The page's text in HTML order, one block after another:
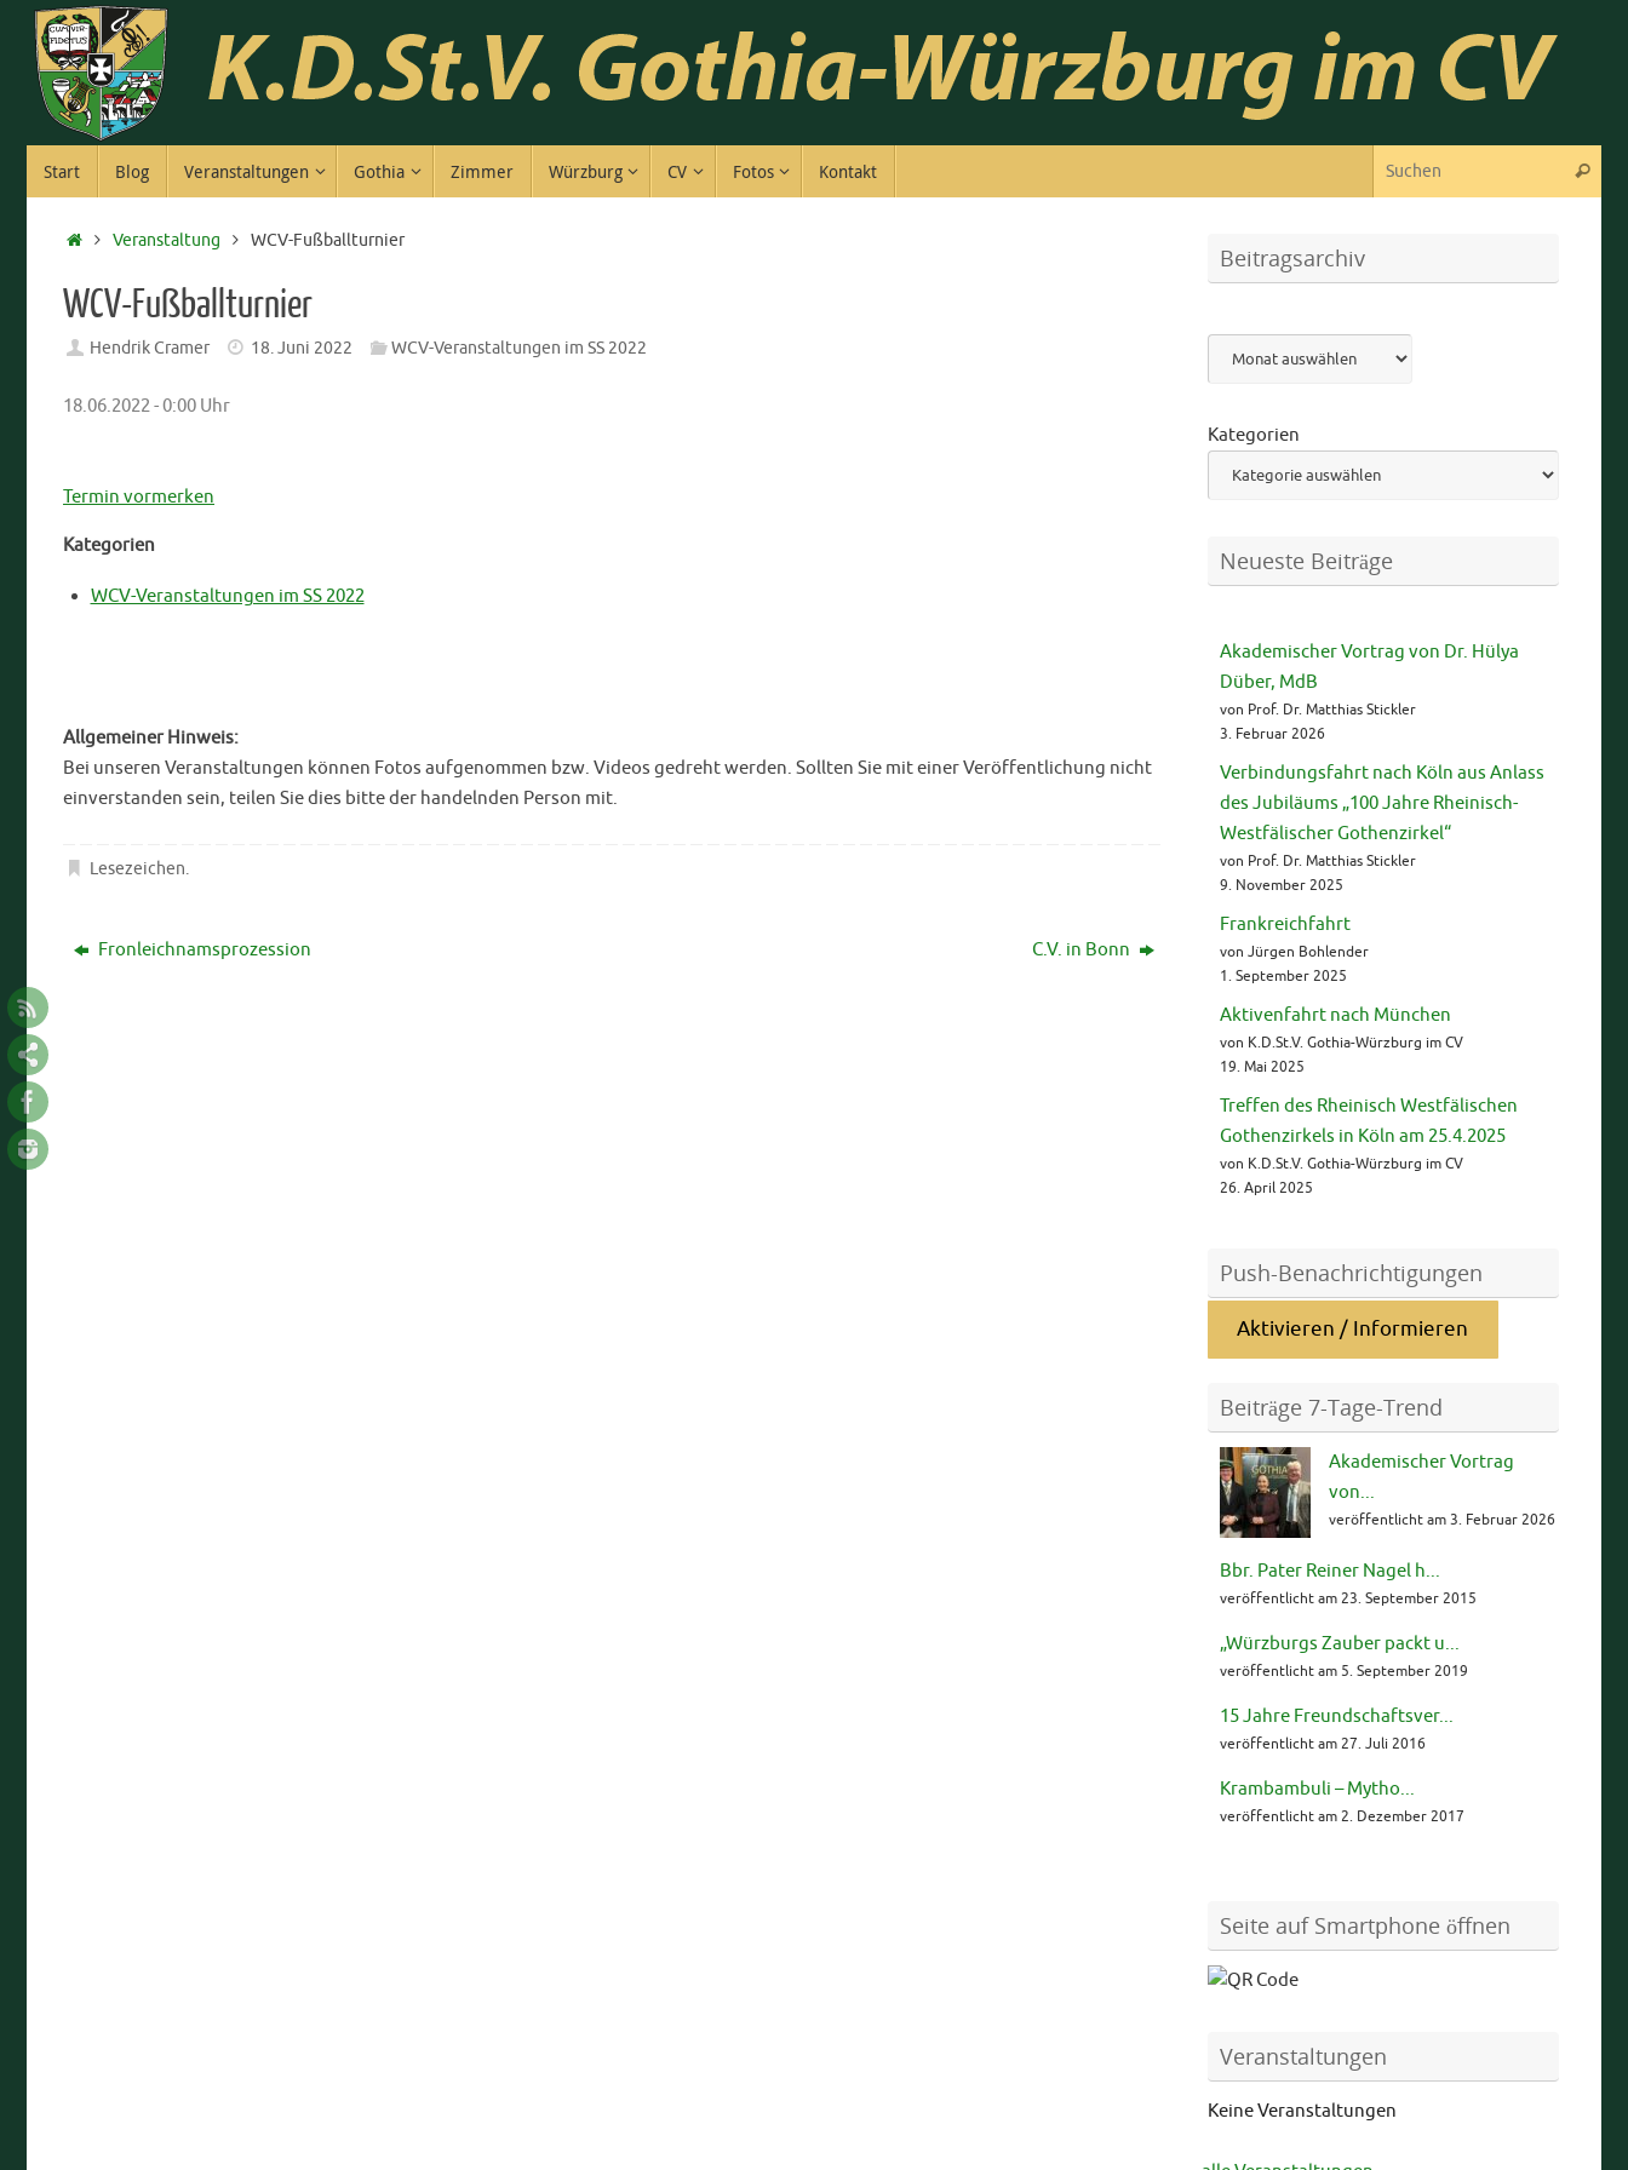
Zum
Inhalt
springen
Inhalt
Start Blog Veranstaltungen Gothia Zimmer Würzburg CV Fotos Kontakt Suchen
StartVeranstaltung WCV-Fußballturnier
WCV-Fußballturnier
Hendrik Cramer 18. Juni 2022 WCV-Veranstaltungen im SS 2022
18.06.2022 - 0:00 Uhr
Termin vormerken
Kategorien
WCV-Veranstaltungen im SS 2022
Allgemeiner Hinweis:
Bei unseren Veranstaltungen können Fotos aufgenommen bzw. Videos gedreht werden. Sollten Sie mit einer Veröffentlichung nicht
einverstanden sein, teilen Sie dies bitte der handelnden Person mit.
Lesezeichen.
Fronleichnamsprozession C.V. in Bonn
Beitragsarchiv
Archiv
Kategorien
Neueste Beiträge
Akademischer Vortrag von Dr. Hülya
Düber, MdB
von Prof. Dr. Matthias Stickler
3. Februar 2026
Verbindungsfahrt nach Köln aus Anlass
des Jubiläums „100 Jahre Rheinisch-
Westfälischer Gothenzirkel“
von Prof. Dr. Matthias Stickler
9. November 2025
Frankreichfahrt
von Jürgen Bohlender
1. September 2025
Aktivenfahrt nach München
von K.D.St.V. Gothia-Würzburg im CV
19. Mai 2025
Treffen des Rheinisch Westfälischen
Gothenzirkels in Köln am 25.4.2025
von K.D.St.V. Gothia-Würzburg im CV
26. April 2025
Push-Benachrichtigungen
Aktivieren / Informieren
Beiträge 7-Tage-Trend
Akademischer Vortrag
von...
veröffentlicht am 3. Februar 2026
Bbr. Pater Reiner Nagel h...
veröffentlicht am 23. September 2015
„Würzburgs Zauber packt u...
veröffentlicht am 5. September 2019
15 Jahre Freundschaftsver...
veröffentlicht am 27. Juli 2016
Krambambuli – Mytho...
veröffentlicht am 2. Dezember 2017
Seite auf Smartphone öffnen
Veranstaltungen
Keine Veranstaltungen